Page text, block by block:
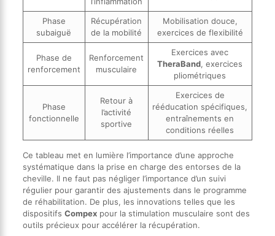
Phase
subaiguë
Récupération
de la mobilité
Mobilisation douce,
exercices de flexibilité
Phase de
renforcement
Renforcement
musculaire
Exercices avec
TheraBand, exercices
pliométriques
Phase
fonctionnelle
Retour à
l’activité
sportive
Exercices de
rééducation spécifiques,
entraînements en
conditions réelles
Ce tableau met en lumière l’importance d’une approche
systématique dans la prise en charge des entorses de la
cheville. Il ne faut pas négliger l’importance d’un suivi
régulier pour garantir des ajustements dans le programme
de réhabilitation. De plus, les innovations telles que les
dispositifs Compexpour la stimulation musculaire sont des
outils précieux pour accélérer la récupération.